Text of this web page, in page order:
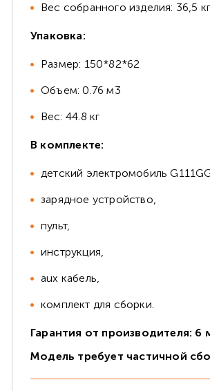
Вес собранного изделия: 36,5 кг
Упаковка:
Размер: 150*82*62
Объем: 0.76 м3
Вес: 44.8 кг
В комплекте:
детский электромобиль
зарядное устройство,
пульт,
инструкция,
aux кабель,
комплект для сборки.
Гарантия от производителя: 6
Модель требует частичной